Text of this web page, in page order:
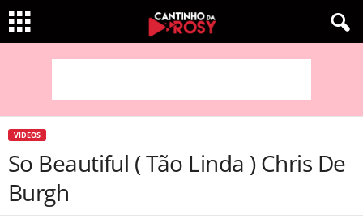
VIDEOS
So Beautiful ( Tão Linda ) Chris De
Burgh